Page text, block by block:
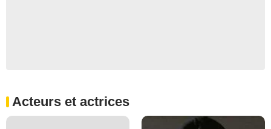
Acteurs et actrices